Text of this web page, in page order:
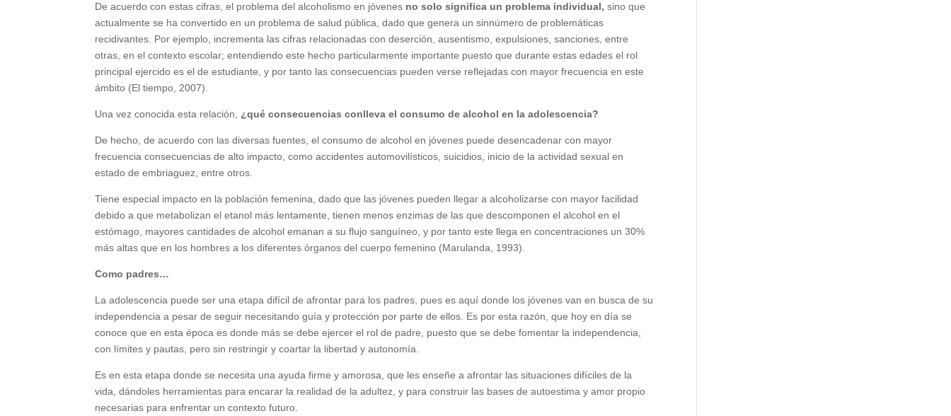
De acuerdo con estas cifras, el problema del alcoholismo en jóvenes no solo significa un problema individual,sino que
actualmente se ha convertido en un problema de salud pública, dado que genera un sinnúmero de problemáticas
recidivantes. Por ejemplo, incrementa las cifras relacionadas con deserción, ausentismo, expulsiones, sanciones, entre
otras, en el contexto escolar; entendiendo este hecho particularmente importante puesto que durante estas edades el rol
principal ejercido es el de estudiante, y por tanto las consecuencias pueden verse reflejadas con mayor frecuencia en este
ámbito (El tiempo, 2007).
Una vez conocida esta relación, ¿qué consecuencias conlleva el consumo de alcohol en la adolescencia?
De hecho, de acuerdo con las diversas fuentes, el consumo de alcohol en jóvenes puede desencadenar con mayor
frecuencia consecuencias de alto impacto, como accidentes automovilísticos, suicidios, inicio de la actividad sexual en
estado de embriaguez, entre otros.
Tiene especial impacto en la población femenina, dado que las jóvenes pueden llegar a alcoholizarse con mayor facilidad
debido a que metabolizan el etanol más lentamente, tienen menos enzimas de las que descomponen el alcohol en el
estómago, mayores cantidades de alcohol emanan a su flujo sanguíneo, y por tanto este llega en concentraciones un 30%
más altas que en los hombres a los diferentes órganos del cuerpo femenino (Marulanda, 1993).
Como padres…
La adolescencia puede ser una etapa difícil de afrontar para los padres, pues es aquí donde los jóvenes van en busca de su
independencia a pesar de seguir necesitando guía y protección por parte de ellos. Es por esta razón, que hoy en día se
conoce que en esta época es donde más se debe ejercer el rol de padre, puesto que se debe fomentar la independencia,
con límites y pautas, pero sin restringir y coartar la libertad y autonomía.
Es en esta etapa donde se necesita una ayuda firme y amorosa, que les enseñe a afrontar las situaciones difíciles de la
vida, dándoles herramientas para encarar la realidad de la adultez, y para construir las bases de autoestima y amor propio
necesarias para enfrentar un contexto futuro.